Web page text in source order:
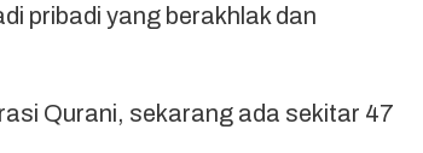
pribadi yang berakhlak dan
Qurani, sekarang ada sekitar 47